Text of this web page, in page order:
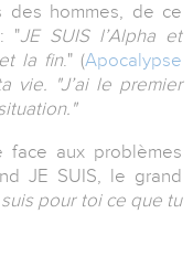
des hommes, de ce
"JE SUIS l’Alpha et
la fin." (Apocalypse
vie. "J’ai le premier
face aux problèmes
JE SUIS, le grand
pour toi ce que tu